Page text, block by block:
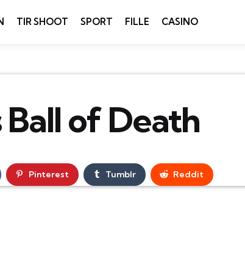
TIR SHOOT SPORT FILLE CASINO
Ball of Death
Pinterest Tumblr Reddit